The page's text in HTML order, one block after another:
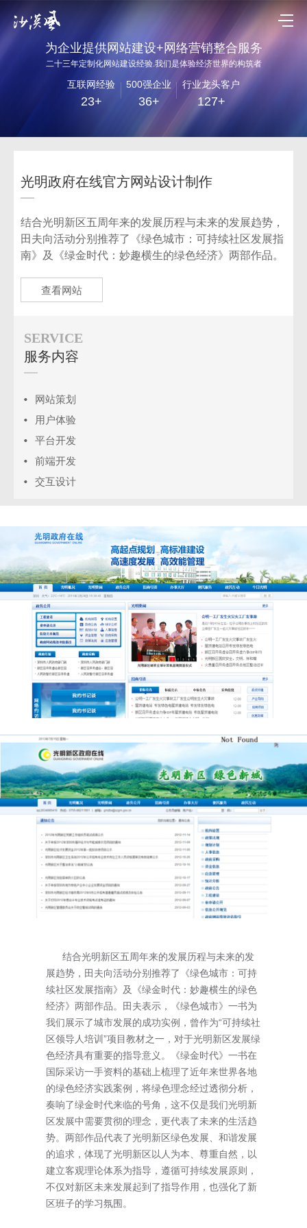
为企业提供网站建设+网络营销整合服务
二十三年定制化网站建设经验.我们是体验经济世界的构筑者
互联网经验
23+
500强企业
36+
行业龙头客户
127+
光明政府在线官方网站设计制作
结合光明新区五周年来的发展历程与未来的发展趋势，
田夫向活动分别推荐了《绿色城市：可持续社区发展指
南》及《绿金时代：妙趣横生的绿色经济》两部作品。
查看网站
SERVICE
服务内容
网站策划
用户体验
平台开发
前端开发
交互设计
结合光明新区五周年来的发展历程与未来的发
展趋势，田夫向活动分别推荐了《绿色城市：可持
续社区发展指南》及《绿金时代：妙趣横生的绿色
经济》两部作品。田夫表示，《绿色城市》一书为
我们展示了城市发展的成功实例，曾作为“可持续社
区领导人培训”项目教材之一，对于光明新区发展绿
色经济具有重要的指导意义。《绿金时代》一书在
国际采访一手资料的基础上梳理了近年来世界各地
的绿色经济实践案例，将绿色理念经过透彻分析，
奏响了绿金时代来临的号角，这不仅是我们光明新
区发展中需要贯彻的理念，更代表了未来的生活趋
势。两部作品代表了光明新区绿色发展、和谐发展
的追求，体现了光明新区以人为本、尊重自然，以
建立客观理论体系为指导，遵循可持续发展原则，
不仅对新区未来发展起到了指导作用，也强化了新
区班子的学习氛围。